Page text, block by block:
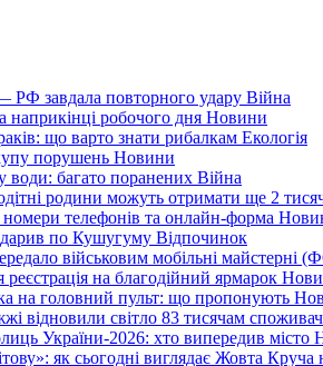
РФ завдала повторного удару Війна
наприкінці робочого дня Новини
що варто знати рибалкам Екологія
порушень Новини
води: багато поранених Війна
родини можуть отримати ще 2
телефонів та онлайн-форма
по Кушугуму Відпочинок
військовим мобільні
на благодійний ярмарок
на головний пульт: що пропонують
відновили світло 83 тисячам
України-2026: хто випередив місто
як сьогодні виглядає Жовта Круча